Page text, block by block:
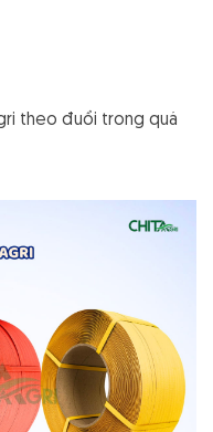
theo đuổi trong quá